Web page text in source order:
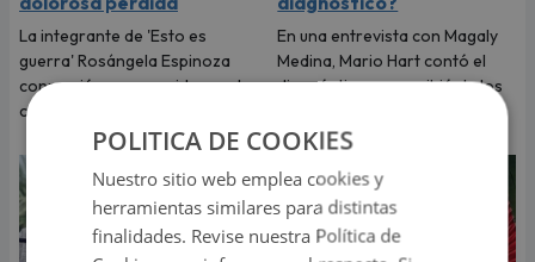
La integrante de 'Esto es
guerra' Rosángela Espinoza
conmovió a sus seguidores al
compartir un sentido mensaje.
En una entrevista con Magaly
Medina, Mario Hart contó el
diagnóstico que recibió de los
POLITICA DE COOKIES
Nuestro sitio web emplea cookies y
herramientas similares para distintas
finalidades. Revise nuestra Política de